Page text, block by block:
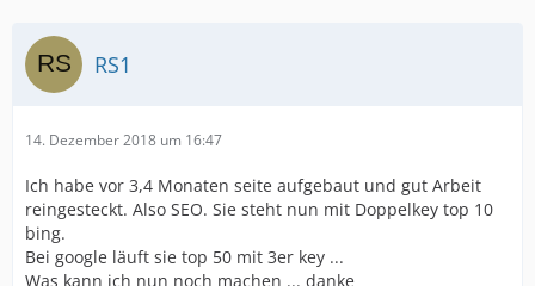
RS1
14. Dezember 2018 um 16:47
Ich habe vor 3,4 Monaten seite aufgebaut und gut Arbeit
reingesteckt. Also SEO. Sie steht nun mit Doppelkey top 10
bing.
Bei google läuft sie top 50 mit 3er key ...
Was kann ich nun noch machen ... danke